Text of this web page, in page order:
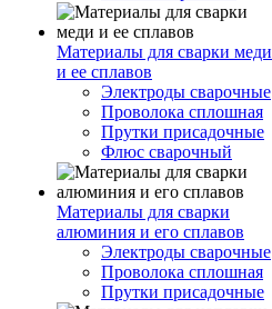
Материалы для сварки меди
и ее сплавов
Электроды сварочные
Проволока сплошная
Прутки присадочные
Флюс сварочный
Материалы для сварки
алюминия и его сплавов
Электроды сварочные
Проволока сплошная
Прутки присадочные